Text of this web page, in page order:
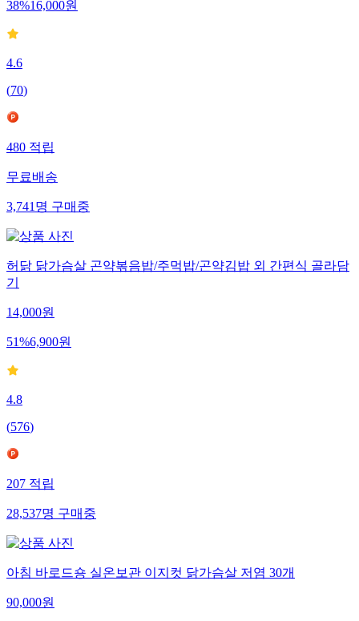
38%16,000원
4.6
(70)
480적립
무료배송
3,741명구매중
허닭 닭가슴살 곤약볶음밥/주먹밥/곤약김밥 외 간편식 골라담
기
14,000원
51%6,900원
4.8
(576)
207적립
28,537명구매중
아침 바로드숑 실온보관 이지컷 닭가슴살 저염 30개
90,000원